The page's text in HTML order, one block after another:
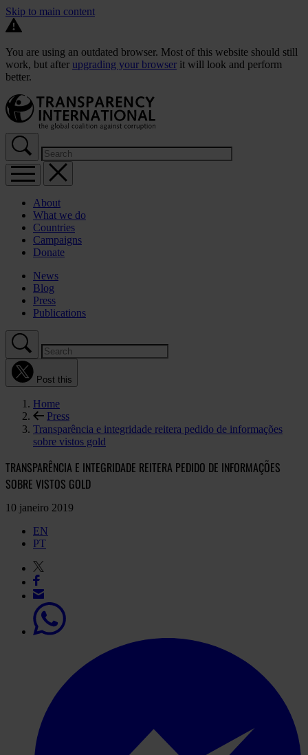
Skip to main content
You are using an outdated browser. Most of this website should still
work, but after upgrading your browser it will look and perform
better.
About
What we do
Countries
Campaigns
Donate
News
Blog
Press
Publications
Post this
Home
Press
Transparência e integridade reitera pedido de informações
sobre vistos gold
TRANSPARÊNCIA E INTEGRIDADE REITERA PEDIDO DE INFORMAÇÕES
SOBRE VISTOS GOLD
10 janeiro 2019
EN
PT